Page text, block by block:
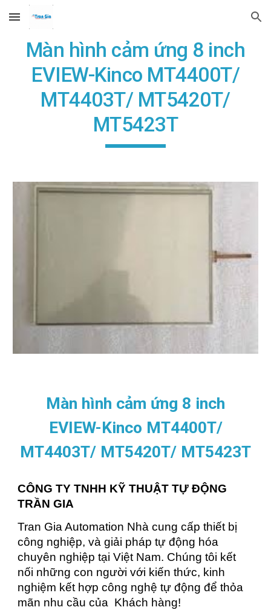
Skip to main content Skip to navigation
Màn hình cảm ứng 8 inch
EVIEW-Kinco MT4400T/
MT4403T/ MT5420T/
MT5423T
Màn hình cảm ứng 8 inch
EVIEW-Kinco MT4400T/
MT4403T/ MT5420T/ MT5423T
CÔNG TY TNHH KỸ THUẬT TỰ ĐỘNG
TRẦN GIA
Tran Gia Automation Nhà cung cấp thiết bị
công nghiệp, và giải pháp tự động hóa
chuyên nghiệp tại Việt Nam. Chúng tôi kết
nối những con người với kiến thức, kinh
nghiệm kết hợp công nghệ tự động để thỏa
mãn nhu cầu của Khách hàng!